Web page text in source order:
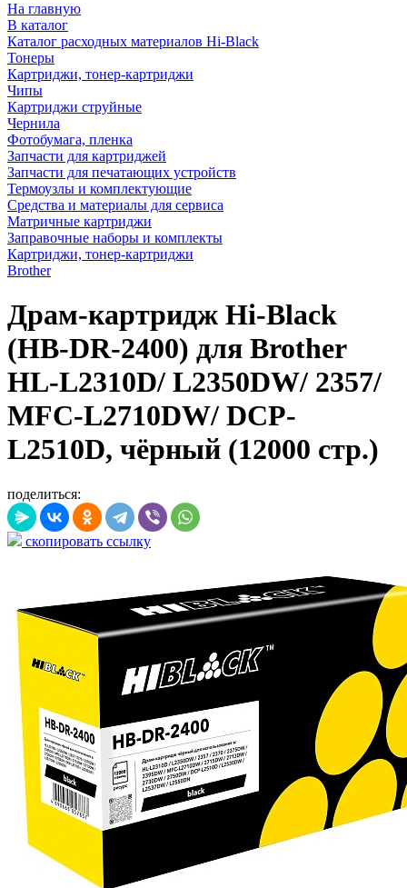
На главную
В каталог
Каталог расходных материалов Hi-Black
Тонеры
Картриджи, тонер-картриджи
Чипы
Картриджи струйные
Чернила
Фотобумага, пленка
Запчасти для картриджей
Запчасти для печатающих устройств
Термоузлы и комплектующие
Средства и материалы для сервиса
Матричные картриджи
Заправочные наборы и комплекты
Картриджи, тонер-картриджи
Brother
Драм-картридж Hi-Black
(HB-DR-2400) для Brother
HL-L2310D/ L2350DW/ 2357/
MFC-L2710DW/ DCP-
L2510D, чёрный (12000 стр.)
поделиться:
скопировать ссылку